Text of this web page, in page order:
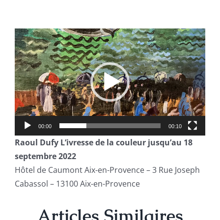
Lecteur
vidéo
00:00 00:10
Raoul Dufy L’ivresse de la couleur jusqu’au 18
septembre 2022
Hôtel de CaumontAix-en-Provence –3 Rue Joseph
Cabassol – 13100 Aix-en-Provence